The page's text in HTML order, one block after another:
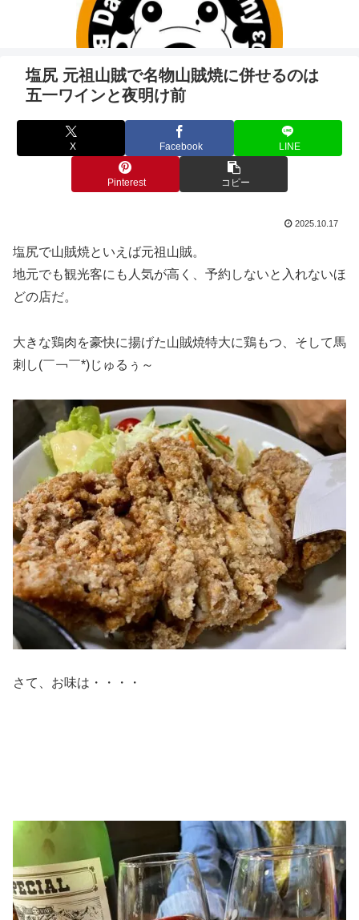
塩尻 元祖山賊で名物山賊焼に併せるのは
五一ワインと夜明け前
X Facebook LINE
Pinterest コピー
2025.10.17
塩尻で山賊焼といえば元祖山賊。
地元でも観光客にも人気が高く、予約しないと入れないほ
どの店だ。
大きな鶏肉を豪快に揚げた山賊焼特大に鶏もつ、そして馬
刺し(￣￢￣*)じゅるぅ～
さて、お味は・・・・